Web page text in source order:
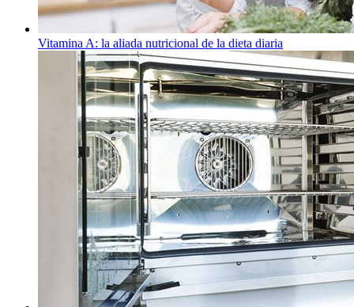
Vitamina A: la aliada nutricional de la dieta diaria